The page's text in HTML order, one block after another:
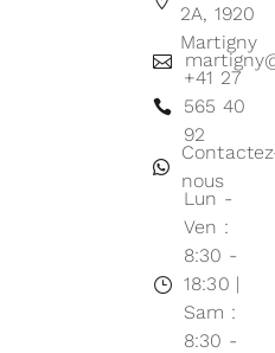
2A, 1920
Martigny
+41 27
565 40
92
nous
Lun -
Ven :
8:30 -
18:30 |
Sam :
8:30 -